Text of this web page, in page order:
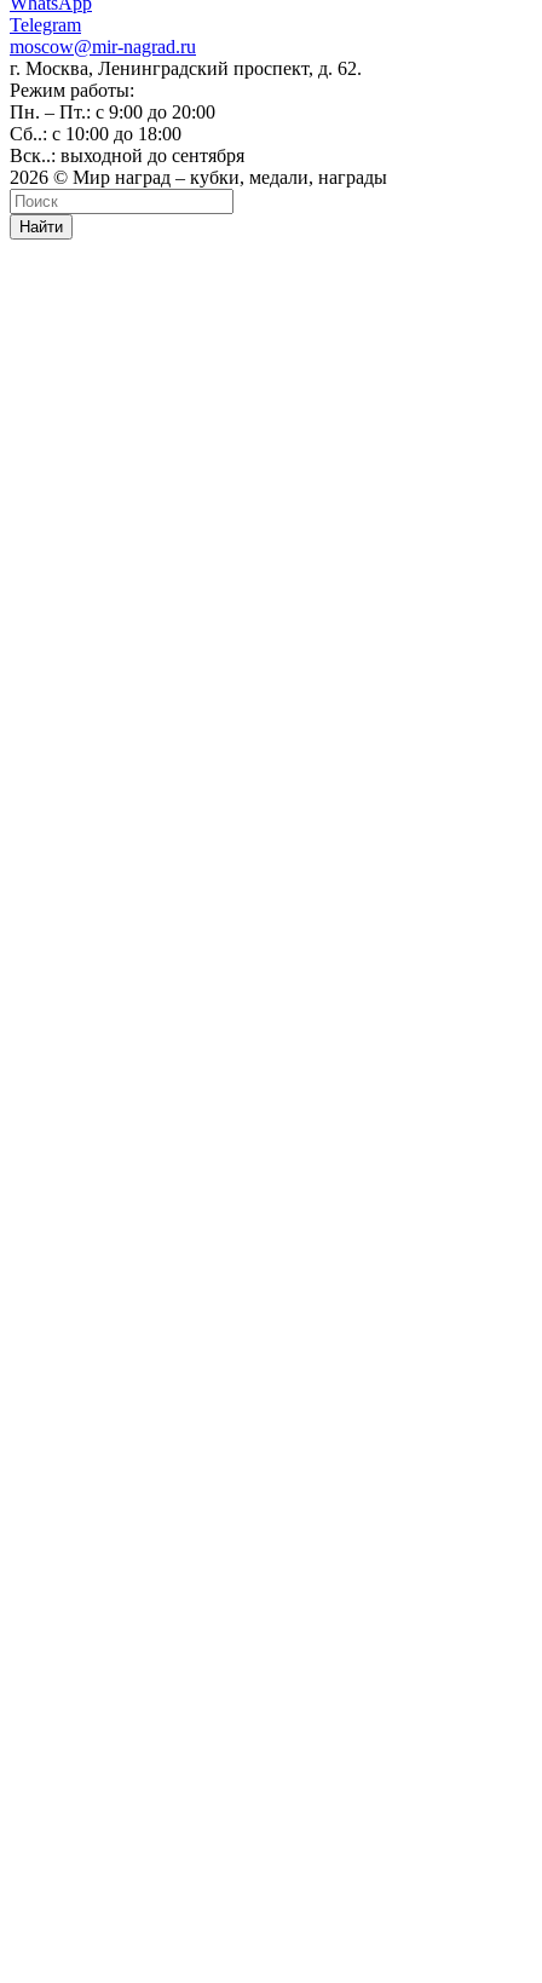
Telegram
moscow@mir-nagrad.ru
г. Москва, Ленинградский проспект, д. 62.
Режим работы:
Пн. – Пт.: с 9:00 до 20:00
Сб..: с 10:00 до 18:00
Вск..: выходной до сентября
2026 © Мир наград – кубки, медали, награды
Найти